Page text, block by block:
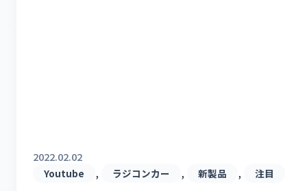
2022.02.02
Youtube , ラジコンカー , 新製品 , 注目